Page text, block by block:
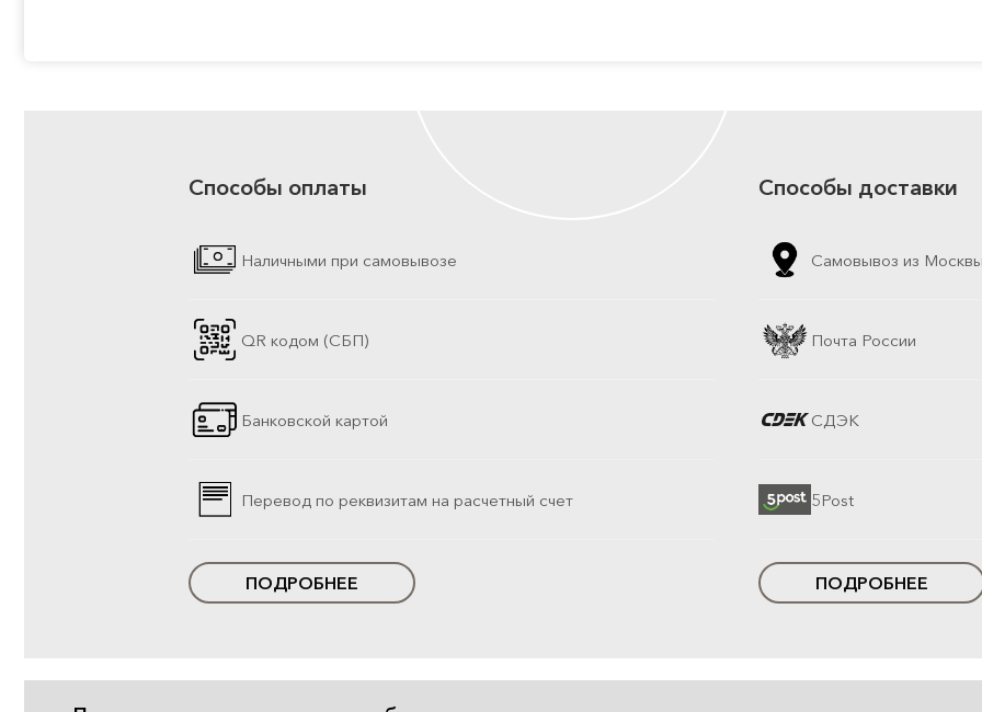
Способы оплаты
Наличными при самовывозе
QR кодом (СБП)
Банковской картой
Перевод по реквизитам на расчетный счет
ПОДРОБНЕЕ
Способы доставки
Самовывоз из
Почта России
СДЭК
5Post
ПОДРОБНЕЕ